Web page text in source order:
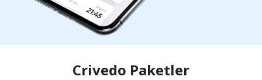
Crivedo Paketler